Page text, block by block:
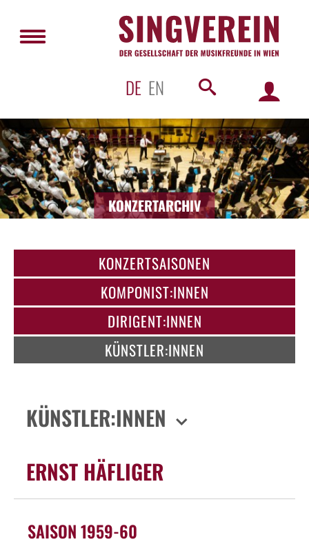
DE EN
KONZERTARCHIV
KONZERTSAISONEN
KOMPONIST:INNEN
DIRIGENT:INNEN
KÜNSTLER:INNEN
KÜNSTLER:INNEN
ERNST HÄFLIGER
SAISON 1959-60